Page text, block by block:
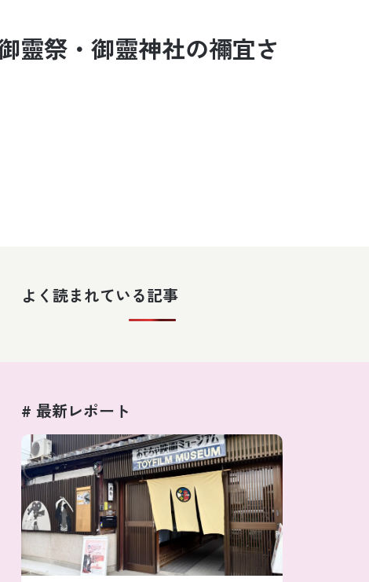
靈祭・御靈神社の禰宜さ
よく読まれている記事
# 最新レポート